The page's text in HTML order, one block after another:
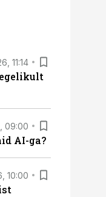
11:14
09:00
AI-ga?
10:00